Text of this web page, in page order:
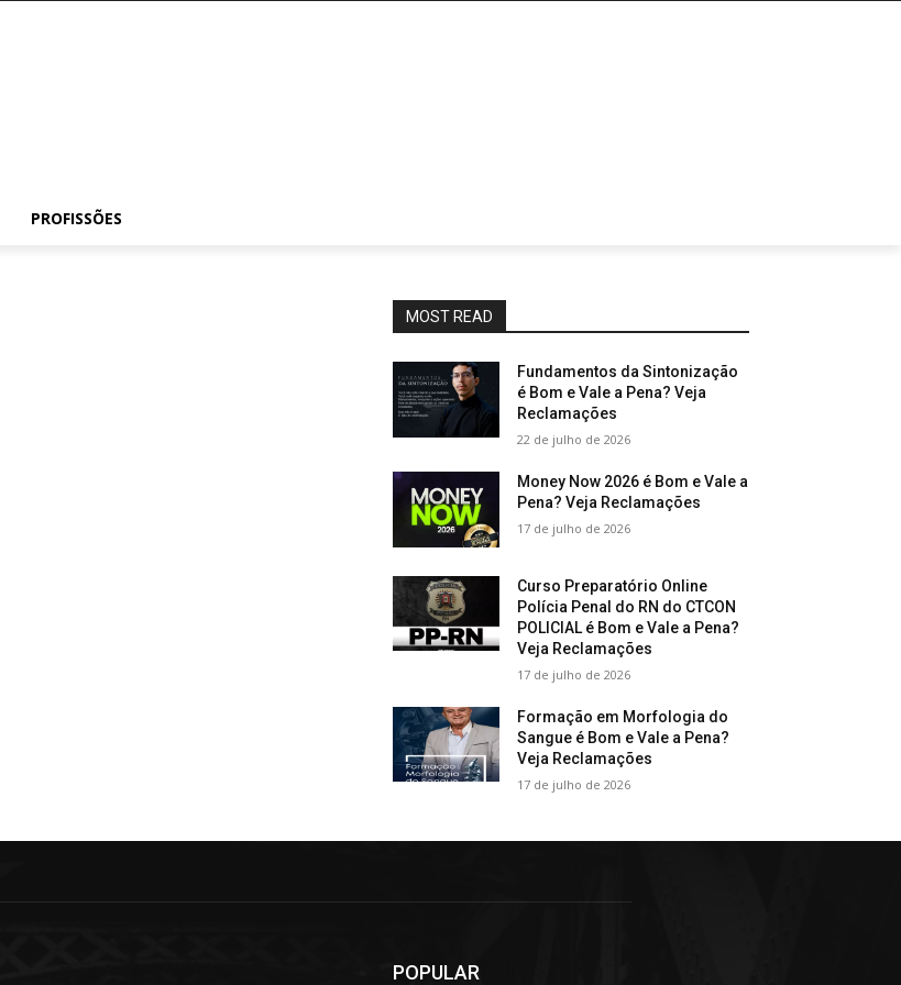
PROFISSÕES
MOST READ
Fundamentos da Sintonização
é Bom e Vale a Pena? Veja
Reclamações
22 de julho de 2026
Money Now 2026 é Bom e Vale a
Pena? Veja Reclamações
17 de julho de 2026
Curso Preparatório Online
Polícia Penal do RN do CTCON
POLICIAL é Bom e Vale a Pena?
Veja Reclamações
17 de julho de 2026
Formação em Morfologia do
Sangue é Bom e Vale a Pena?
Veja Reclamações
17 de julho de 2026
POPULAR